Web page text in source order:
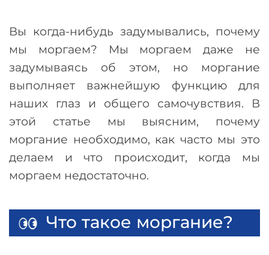
Вы когда-нибудь задумывались, почему
мы моргаем? Мы моргаем даже не
задумываясь об этом, но моргание
выполняет важнейшую функцию для
наших глаз и общего самочувствия. В
этой статье мы выясним, почему
моргание необходимо, как часто мы это
делаем и что происходит, когда мы
моргаем недостаточно.
Что такое моргание?